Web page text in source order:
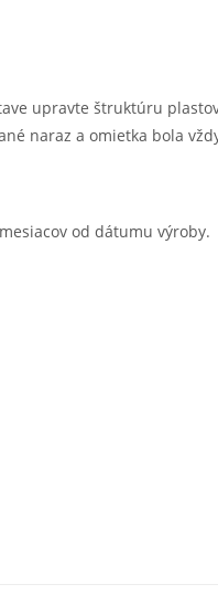
upravte štruktúru
naraz a omietka bola
od dátumu výroby.